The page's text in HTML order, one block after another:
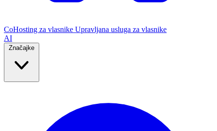
CoHosting za vlasnike Upravljana usluga za vlasnike
AI